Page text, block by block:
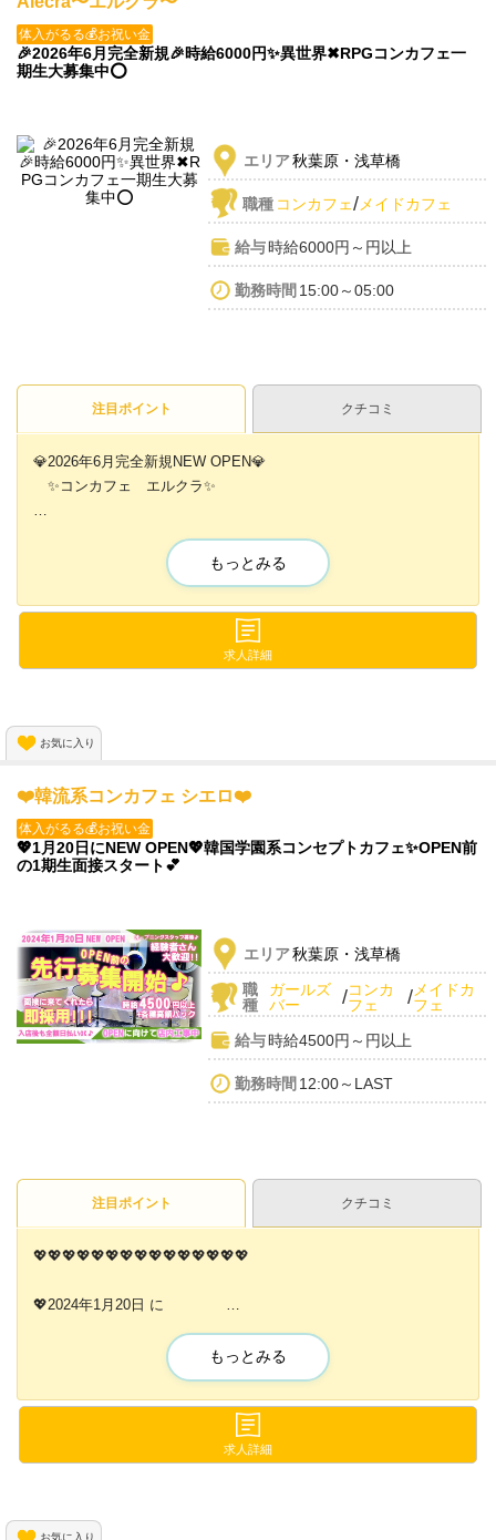
体入がるる💰お祝い金
🎉2026年6月完全新規🎉時給6000円✨️異世界✖RPGコンカフェ一
期生大募集中⭕️
エリア秋葉原・浅草橋
職種 コンカフェ/ メイドカフェ
給与時給6000円～円以上
勤務時間 15:00～05:00
注目ポイント クチコミ
💎2026年6月完全新規NEW OPEN💎
✨コンカフェ エルクラ✨
異世界ファンタジーをイメージした内装で✨
アイドル衣装のデザインを多数手掛けているかわいい衣装✨️
時給6000円先着20名様採用💖
現在、新規メンバー大募集しております❣
特注で作ったカワイイ衣装を着て一緒に働きませんか❣
もっとみる
求人詳細
お気に入り
❤️韓流系コンカフェ シエロ❤️
体入がるる💰お祝い金
💖1月20日にNEW OPEN💖韓国学園系コンセプトカフェ✨OPEN前
の1期生面接スタート💕
エリア秋葉原・浅草橋
職
種
ガールズ
バー
/コンカ
フェ
/ メイドカ
フェ
給与時給4500円～円以上
勤務時間 12:00～LAST
注目ポイント クチコミ
💖💖💖💖💖💖💖💖💖💖💖💖💖💖💖
💖2024年1月20日 に
💕コンカフェ シエロ💕
💖NEW OPEN💖
✨OPEN前の先行募集スタート✨
もっとみる
求人詳細
お気に入り